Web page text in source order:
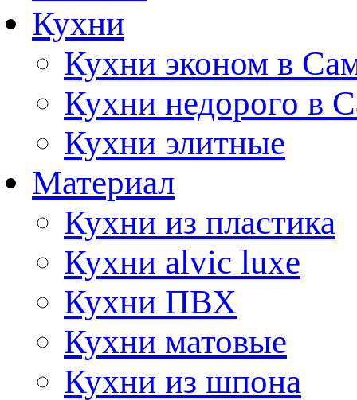
Кухни
Кухни эконом в
Кухни недорого в
Кухни элитные
Материал
Кухни из пластика
Кухни alvic luxe
Кухни ПВХ
Кухни матовые
Кухни из шпона